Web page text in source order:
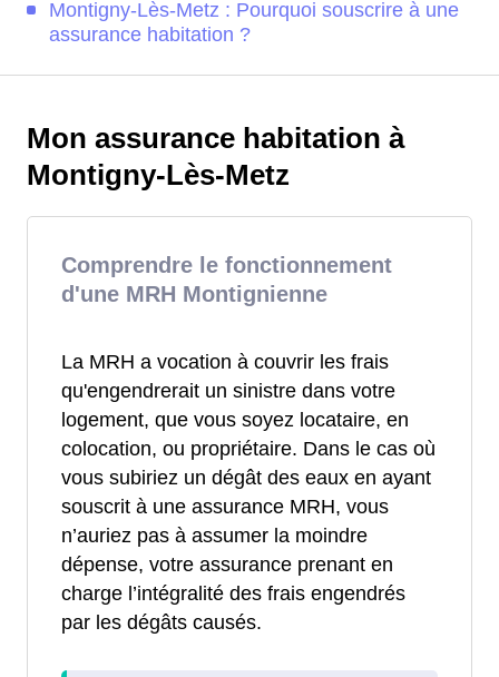
Montigny-Lès-Metz : Pourquoi souscrire à une
assurance habitation ?
Mon assurance habitation à
Montigny-Lès-Metz
Comprendre le fonctionnement
d'une MRH Montignienne
La MRH a vocation à couvrir les frais
qu'engendrerait un sinistre dans votre
logement, que vous soyez locataire, en
colocation, ou propriétaire. Dans le cas où
vous subiriez un dégât des eaux en ayant
souscrit à une assurance MRH, vous
n’auriez pas à assumer la moindre
dépense, votre assurance prenant en
charge l’intégralité des frais engendrés
par les dégâts causés.